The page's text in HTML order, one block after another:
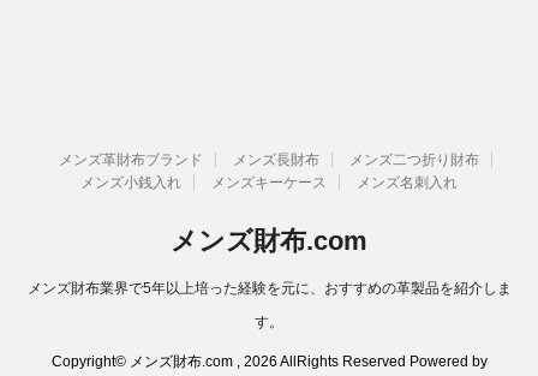
メンズ革財布ブランド メンズ長財布
メンズ二つ折り財布
メンズ小銭入れ
メンズキーケース メンズ名刺入れ
メンズ財布.com
メンズ財布業界で5年以上培った経験を元に、おすすめの革製品を紹介しま
す。
Copyright© メンズ財布.com , 2026 AllRights Reserved Powered by